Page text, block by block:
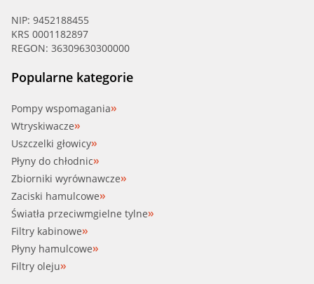
NIP: 9452188455
KRS 0001182897
REGON: 36309630300000
Popularne kategorie
Pompy wspomagania
Wtryskiwacze
Uszczelki głowicy
Płyny do chłodnic
Zbiorniki wyrównawcze
Zaciski hamulcowe
Światła przeciwmgielne tylne
Filtry kabinowe
Płyny hamulcowe
Filtry oleju